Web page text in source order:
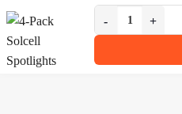
4-Pack Solcell
4-Pack Solcell